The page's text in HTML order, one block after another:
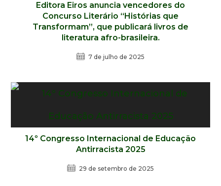
Editora Eiros anuncia vencedores do
Concurso Literário “Histórias que
Transformam”, que publicará livros de
literatura afro-brasileira.
7 de julho de 2025
14º Congresso Internacional de Educação
Antirracista 2025
29 de setembro de 2025